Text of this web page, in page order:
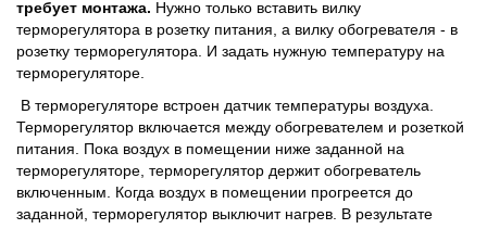
требует монтажа. Нужно только вставить вилку
терморегулятора в розетку питания, а вилку обогревателя - в
розетку терморегулятора. И задать нужную температуру на
терморегуляторе.
В терморегуляторе встроен датчик температуры воздуха.
Терморегулятор включается между обогревателем и розеткой
питания. Пока воздух в помещении ниже заданной на
терморегуляторе, терморегулятор держит обогреватель
включенным. Когда воздух в помещении прогреется до
заданной, терморегулятор выключит нагрев. В результате